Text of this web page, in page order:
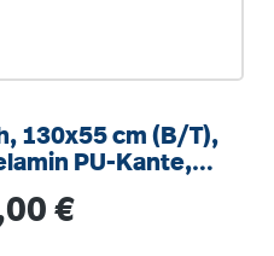
130x55 cm (B/T),
PU-Kante,
Preis:
€